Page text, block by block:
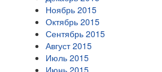
Ноябрь 2015
Октябрь 2015
Сентябрь 2015
Август 2015
Июль 2015
Июнь 2015